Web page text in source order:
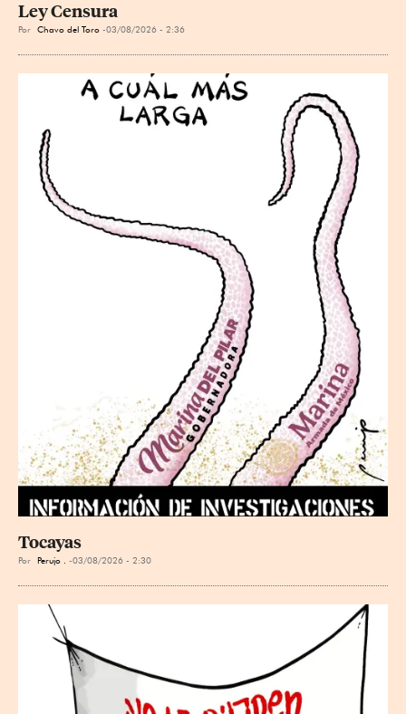
Ley Censura
Por Chavo del Toro 03/08/2026 - 2:36
Tocayas
Por Perujo . 03/08/2026 - 2:30